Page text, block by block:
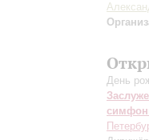
День